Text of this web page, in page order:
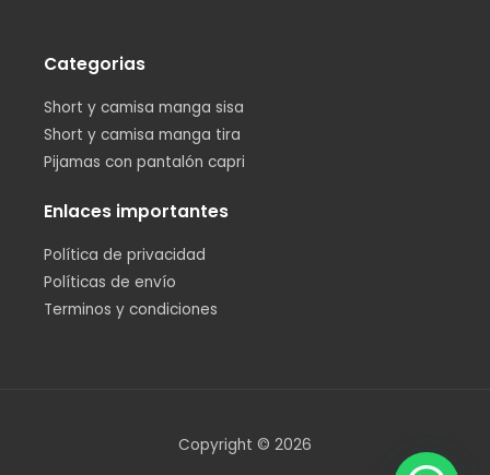
Categorias
Short y camisa manga sisa
Short y camisa manga tira
Pijamas con pantalón capri
Enlaces importantes
Política de privacidad
Políticas de envío
Terminos y condiciones
Copyright © 2026